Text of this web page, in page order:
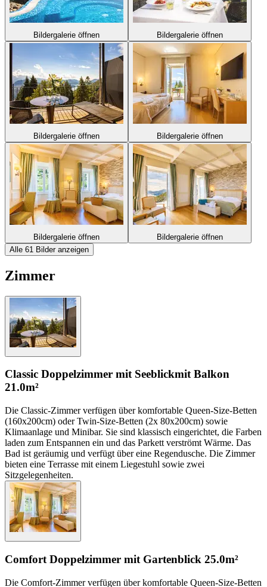
Bildergalerie öffnen Bildergalerie öffnen
Bildergalerie öffnen Bildergalerie öffnen
Bildergalerie öffnen
Bildergalerie öffnen
Alle 61 Bilder anzeigen
Zimmer
Classic Doppelzimmer mit Seeblickmit Balkon
21.0m²
Die Classic-Zimmer verfügen über komfortable Queen-Size-Betten
(160x200cm) oder Twin-Size-Betten (2x 80x200cm) sowie
Klimaanlage und Minibar. Sie sind klassisch eingerichtet, die Farben
laden zum Entspannen ein und das Parkett verströmt Wärme. Das
Bad ist geräumig und verfügt über eine Regendusche. Die Zimmer
bieten eine Terrasse mit einem Liegestuhl sowie zwei
Sitzgelegenheiten.
Comfort Doppelzimmer mit Gartenblick 25.0m²
Die Comfort-Zimmer verfügen über komfortable Queen-Size-Betten